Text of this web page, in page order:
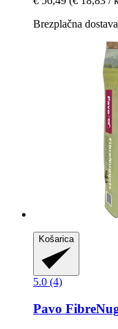
Brezplačna
Košarica
5.0 (4)
Pavo